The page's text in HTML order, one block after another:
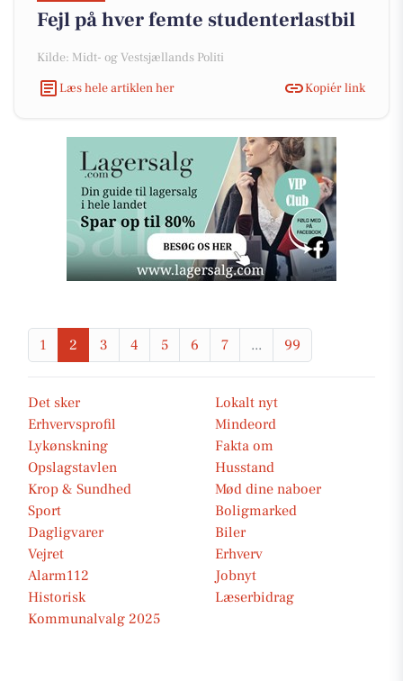
Fejl på hver femte studenterlastbil
Kilde: Midt- og Vestsjællands Politi
Læs hele artiklen her
Kopiér link
1 2 3 4 5 6 7 ... 99
Det sker
Lokalt nyt
Erhvervsprofil
Mindeord
Lykønskning
Fakta om
Opslagstavlen
Husstand
Krop & Sundhed
Mød dine naboer
Sport
Boligmarked
Dagligvarer
Biler
Vejret
Erhverv
Alarm112
Jobnyt
Historisk
Læserbidrag
Kommunalvalg 2025